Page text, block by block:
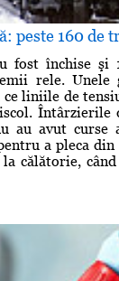
peste 160 de
fost închise şi
rele. Unele
liniile de
Întârzierile
au avut curse
a pleca din
călătorie,